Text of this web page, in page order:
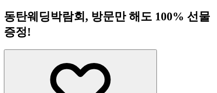
동탄웨딩박람회, 방문만 해도 100% 선물
증정!